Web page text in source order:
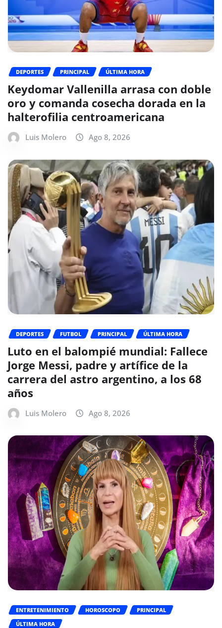
DEPORTES PRINCIPAL ÚLTIMA HORA
Keydomar Vallenilla arrasa con doble
oro y comanda cosecha dorada en la
halterofilia centroamericana
Luis Molero Ago 8, 2026
DEPORTES FUTBOL PRINCIPAL ÚLTIMA HORA
Luto en el balompié mundial: Fallece
Jorge Messi, padre y artífice de la
carrera del astro argentino, a los 68
años
Luis Molero Ago 8, 2026
ENTRETENIMIENTO HOROSCOPO
PRINCIPAL
ÚLTIMA HORA